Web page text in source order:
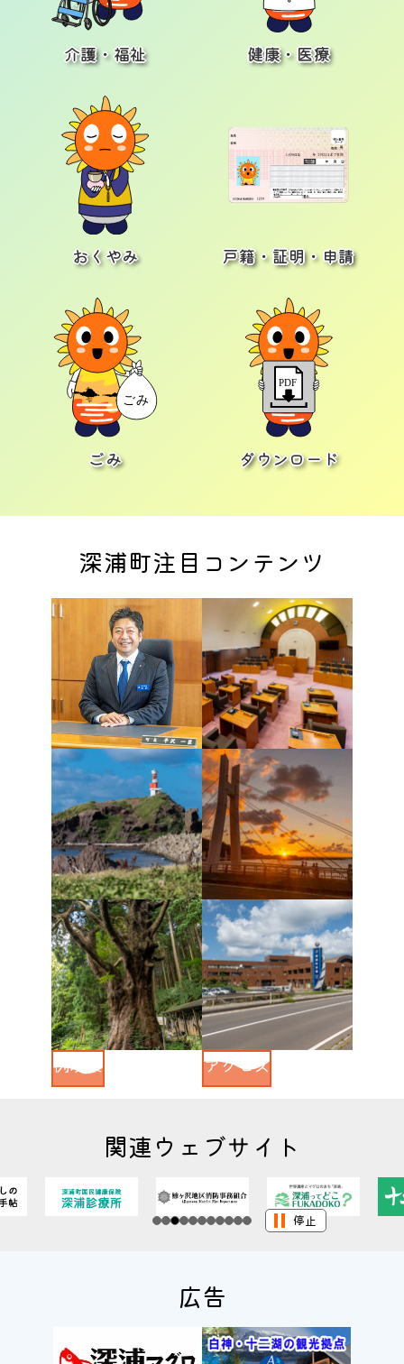
介護・福祉 健康・医療
おくやみ 戸籍・証明・申請
ごみ ダウンロード
深浦町注目コンテンツ
町長の部屋 深浦町議会
ふるさと納税 移住・定住
例規集 アクセス
関連ウェブサイト
停止
広告